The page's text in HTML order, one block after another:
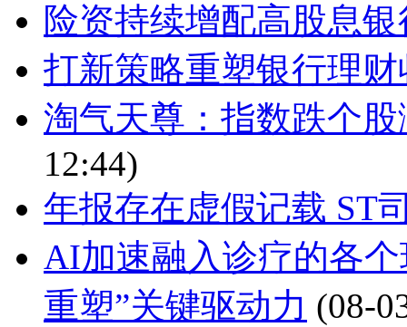
险资持续增配高股息
打新策略重塑银行理
淘气天尊：指数跌个
12:44)
年报存在虚假记载 ST
AI加速融入诊疗的各
重塑”关键驱动力 (08-